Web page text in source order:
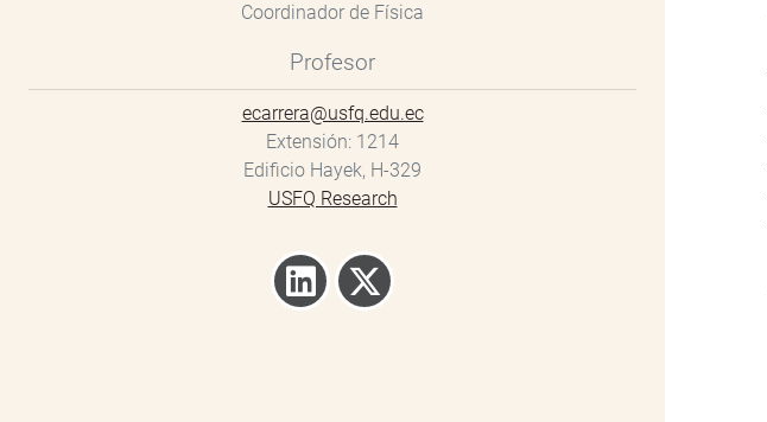
Coordinador de Física
Profesor
ecarrera@usfq.edu.ec
Extensión 1214
Edificio Hayek, H-329
USFQ Research